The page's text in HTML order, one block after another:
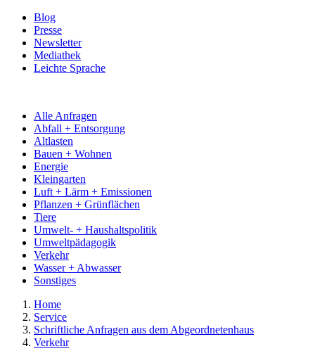
Blog
Presse
Newsletter
Mediathek
Leichte Sprache
Alle Anfragen
Abfall + Entsorgung
Altlasten
Bauen + Wohnen
Energie
Kleingarten
Luft + Lärm + Emissionen
Pflanzen + Grünflächen
Tiere
Umwelt- + Haushaltspolitik
Umweltpädagogik
Verkehr
Wasser + Abwasser
Sonstiges
Home
Service
Schriftliche Anfragen aus dem Abgeordnetenhaus
Verkehr